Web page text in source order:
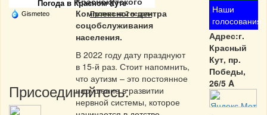
Погода в Красном Куте
Gismeteo Прогноз на 2 недели
Присоединяйтесь:
Комплексного центра
соцобслуживания
населения.
В 2022 году дату празднуют
в 15-й раз. Стоит напомнить,
что аутизм – это постоянное
нарушение в развитии
нервной системы, которое
Наши
голосования
Адрес:г.
Красный
Кут, пр.
Победы,
26/5 A